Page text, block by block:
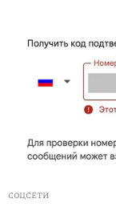
СОЦСЕТИ